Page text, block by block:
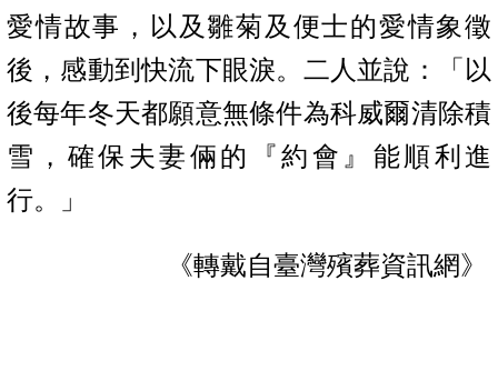
愛情故事，以及雛菊及便士的愛情象徵
後，感動到快流下眼淚。二人並說：「 以
後每年冬天都願意無條件為科威爾清除積
雪，確保夫妻倆的『約會』能順利進
行。」
《轉戴自臺灣殯葬資訊網》